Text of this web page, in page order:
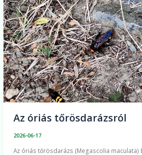
Az óriás tőrösdarázsról
2026-06-17
Az óriás tőrösdarázs (Megascolia maculata)